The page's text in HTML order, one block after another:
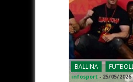
BALLINA
infosport - 25/05/2026